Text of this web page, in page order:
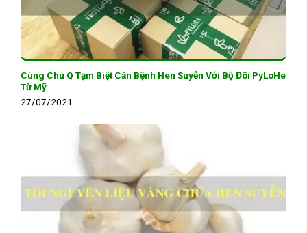
Cùng Chú Q Tạm Biệt Căn Bệnh Hen Suyễn Với Bộ Đôi PyLoHe
Từ Mỹ
27/07/2021